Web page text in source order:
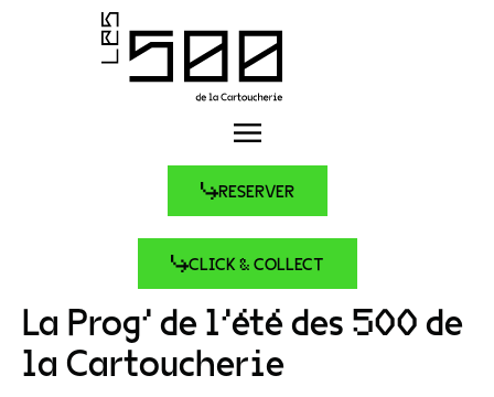
RESERVER
CLICK & COLLECT
La Prog’ de l’été des 500 de
la Cartoucherie